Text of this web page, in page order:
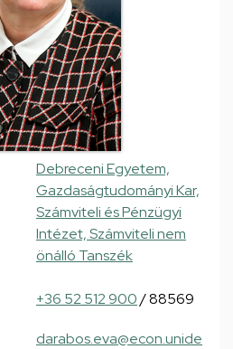
Debreceni Egyetem,
Gazdaságtudományi Kar,
Számviteli és Pénzügyi
Intézet, Számviteli nem
önálló Tanszék
+36 52 512 900/ 88569
darabos.eva@econ.unide